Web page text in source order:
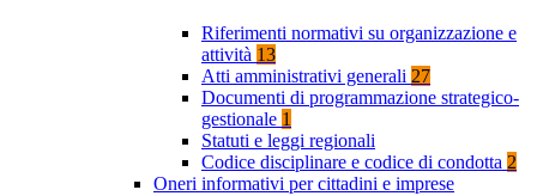
Riferimenti normativi su organizzazione e
attività 13
Atti amministrativi generali 27
Documenti di programmazione strategico-
gestionale 1
Statuti e leggi regionali
Codice disciplinare e codice di condotta 2
Oneri informativi per cittadini e imprese